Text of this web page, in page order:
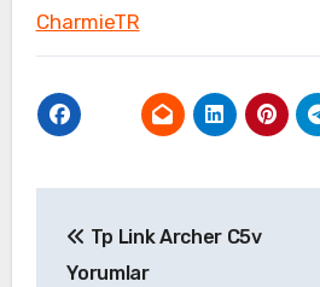
CharmieTR
gezinmesi
Tp Link Archer C5v
Yorumlar